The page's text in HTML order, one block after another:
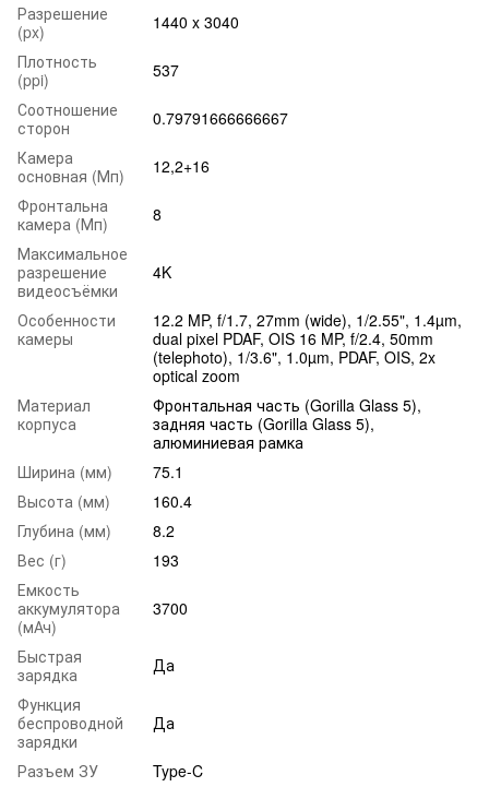
Разрешение
(px)
1440 x 3040
Плотность
(ppi)
537
Соотношение
сторон
0.79791666666667
Камера
основная (Мп)
12,2+16
Фронтальна
камера (Мп)
8
Максимальное
разрешение
видеосъёмки
4K
Особенности
камеры
12.2 MP, f/1.7, 27mm (wide), 1/2.55", 1.4µm,
dual pixel PDAF, OIS 16 MP, f/2.4, 50mm
(telephoto), 1/3.6", 1.0µm, PDAF, OIS, 2x
optical zoom
Материал
корпуса
Фронтальная часть (Gorilla Glass 5),
задняя часть (Gorilla Glass 5),
алюминиевая рамка
Ширина (мм)
75.1
Высота (мм)
160.4
Глубина (мм)
8.2
Вес (г)
193
Емкость
аккумулятора
(мАч)
3700
Быстрая
зарядка
Да
Функция
беспроводной
зарядки
Да
Разъем ЗУ
Type-C